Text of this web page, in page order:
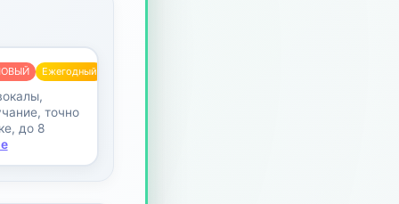
Ежегодный
точно
до 8